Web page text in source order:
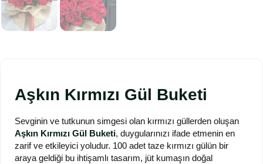
Aşkın Kırmızı Gül Buketi
Sevginin ve tutkunun simgesi olan kırmızı güllerden oluşan
Aşkın Kırmızı Gül Buketi, duygularınızı ifade etmenin en
zarif ve etkileyici yoludur. 100 adet taze kırmızı gülün bir
araya geldiği bu ihtişamlı tasarım, jüt kumaşın doğal